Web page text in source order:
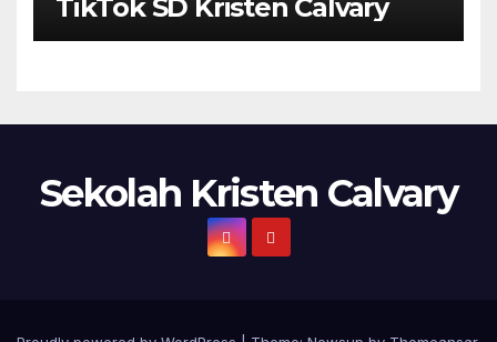
TikTok SD Kristen Calvary
Sekolah Kristen Calvary